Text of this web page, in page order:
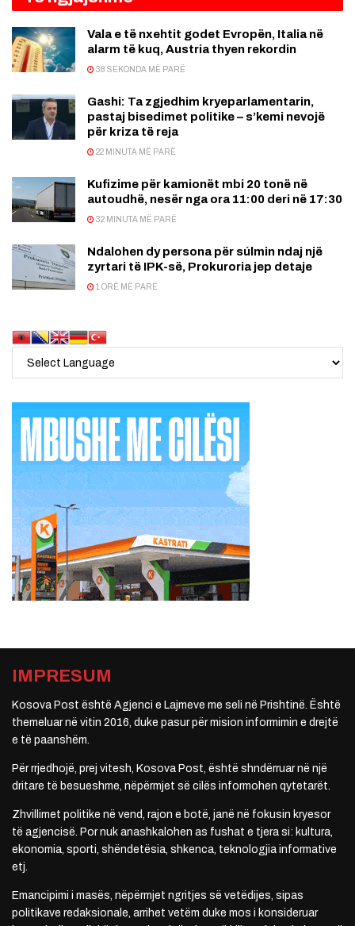
Vala e të nxehtit godet Evropën, Italia në
alarm të kuq, Austria thyen rekordin
38 SEKONDA MË PARË
Gashi: Ta zgjedhim kryeparlamentarin,
pastaj bisedimet politike – s’kemi nevojë
për kriza të reja
22 MINUTA MË PARË
Kufizime për kamionët mbi 20 tonë në
autoudhë, nesër nga ora 11:00 deri në 17:30
32 MINUTA MË PARË
Ndalohen dy persona për súlmin ndaj një
zyrtari të IPK-së, Prokuroria jep detaje
1 ORË MË PARË
IMPRESUM
Kosova Post është Agjenci e Lajmeve me seli në Prishtinë. Është
themeluar në vitin 2016, duke pasur për mision informimin e drejtë
e të paanshëm.
Për rrjedhojë, prej vitesh, Kosova Post, është shndërruar në një
dritare të besueshme, nëpërmjet së cilës informohen qytetarët.
Zhvillimet politike në vend, rajon e botë, janë në fokusin kryesor
të agjencisë. Por nuk anashkalohen as fushat e tjera si: kultura,
ekonomia, sporti, shëndetësia, shkenca, teknologjia informative
etj.
Emancipimi i masës, nëpërmjet ngritjes së vetëdijes, sipas
politikave redaksionale, arrihet vetëm duke mos i konsideruar